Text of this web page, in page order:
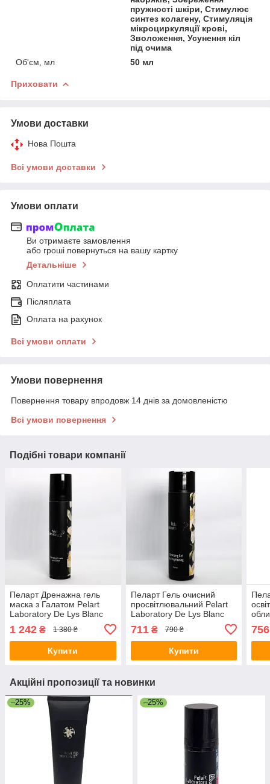
пружності шкіри, Стимулює
синтез колагену, Стимуляція
мікроциркуляції крові,
Зволоження, Усунення кіл
під очима
Об'єм, мл
50 мл
Приховати
Умови доставки
Нова Пошта
Всі умови доставки
Умови оплати
Ви отримаєте замовлення
або гроші повернуться на вашу картку
Детальніше
Оплатити частинами
Післяплата
Оплата на рахунок
Всі умови оплати
Умови повернення
Повернення товару впродовж 14 днів за домовленістю
Всі умови повернення
Подібні товари компанії
Пеларт Дренажна гель
маска з Галатом Pelart
Laboratory De Lys Blanc
With Gallat ,100 мл
1 242 ₴ 1 380 ₴
Купити
Пеларт Гель очисний
просвітлювальний Pelart
Laboratory De Lys Blanc
Brightening, 250 мл
711₴ 790 ₴
Купити
For
756
Акційні пропозиції та новинки
–25% –25%